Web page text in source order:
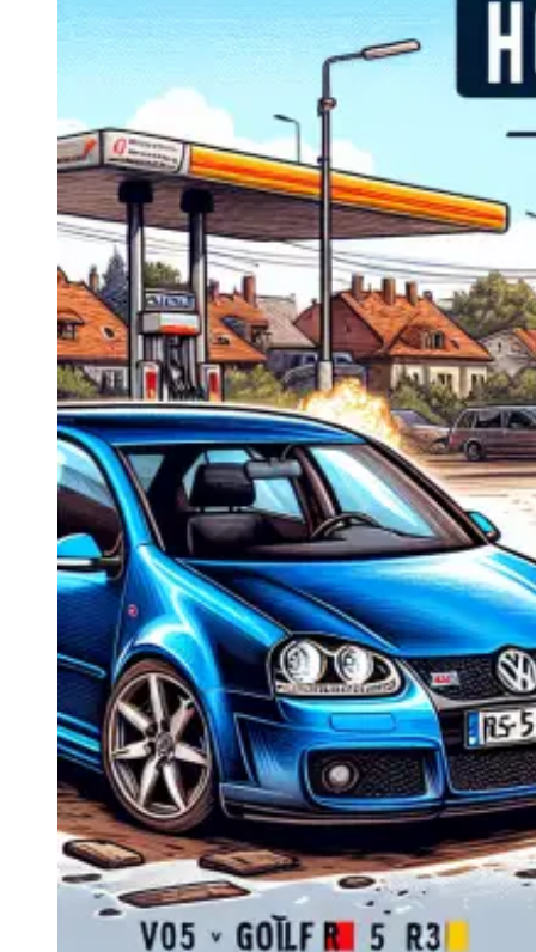
Navigatie Duster 2011
Navigatie Duster 2019
Navigatie Audi A4
Navigatie Audi A4 B6
Navigatie Audi A4 B7
Navigatie Audi A4 B8
Navigatie Audi A5
Navigatie Audi A6 C5
Navigatie Audi A6 C6
Navigatie Audi A6 C7
Navigatie Audi Q5
Ford
Navigație Ford Fiesta
Navigație Ford Focus 1
Navigație Ford Focus 2
Navigație Ford Focus MK3
Navigație Ford Mondeo MK3
Navigație Ford Mondeo MK4
Navigație Ford Transit
Mercedes
Navigație Mercedes C Class W203
Navigație Mercedes C Class W204
Navigație Mercedes W203
Navigație Mercedes W204
Navigație Mercedes W211
Navigație Mercedes Sprinter
Passat
Navigație Passat B5
Navigație Passat B5 5
Navigație Passat B6
Navigație Passat B7
Navigație Passat B8
Navigație Passat CC
Skoda
Navigație Skoda Fabia 1
Navigație Skoda Fabia 2
Navigație Skoda Octavia 1
Navigație Skoda Octavia 2
Navigație Skoda Octavia 3
Navigație Skoda Rapid
Navigație Skoda Superb 1
Navigație Skoda Superb 2